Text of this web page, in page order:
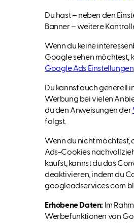
Du hast – neben den
Banner – weitere
Wenn du keine
Google sehen möchtest,
Google Ads Einstellungen
Du kannst auch generell
Werbung bei vielen
du den Anweisungen der
folgst.
Wenn du nicht
Ads-Cookies
kaufst, kannst du das
deaktivieren, indem du
googleadservices.com
Erhobene Daten: Im
Werbefunktionen von